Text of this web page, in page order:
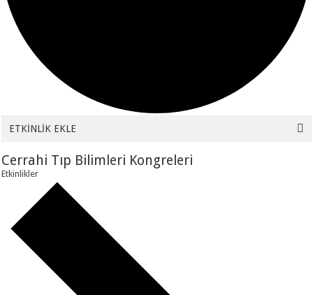
ETKİNLİK EKLE
Cerrahi Tıp Bilimleri Kongreleri
Etkinlikler